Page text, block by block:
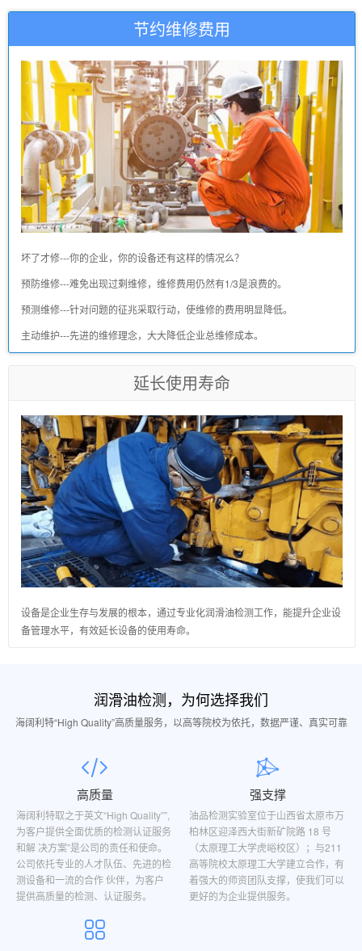
节约维修费用
坏了才修---你的企业，你的设备还有这样的情况么？
预防维修---难免出现过剩维修，维修费用仍然有1/3是浪费的。
预测维修---针对问题的征兆采取行动，使维修的费用明显降低。
主动维护---先进的维修理念，大大降低企业总维修成本。
延长使用寿命
设备是企业生存与发展的根本，通过专业化润滑油检测工作，能提升企业设
备管理水平，有效延长设备的使用寿命。
润滑油检测，为何选择我们
海阔利特“High Quality”高质量服务，以高等院校为依托，数据严谨、真实可靠
高质量
海阔利特取之于英文“High Quality””,
为客户提供全面优质的检测认证服务
和解 决方案”是公司的责任和使命。
公司依托专业的人才队伍、先进的检
测设备和一流的合作 伙伴，为客户
提供高质量的检测、认证服务。
强支撑
油品检测实验室位于山西省太原市万
柏林区迎泽西大街新矿院路 18 号
（太原理工大学虎峪校区）；与211
高等院校太原理工大学建立合作，有
着强大的师资团队支撑，使我们可以
更好的为企业提供服务。